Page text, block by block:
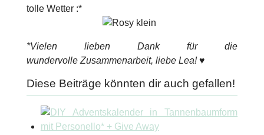
tolle Wetter :*
*Vielen lieben Dank für die
wundervolle Zusammenarbeit, liebe Lea! ♥
Diese Beiträge könnten dir auch gefallen!